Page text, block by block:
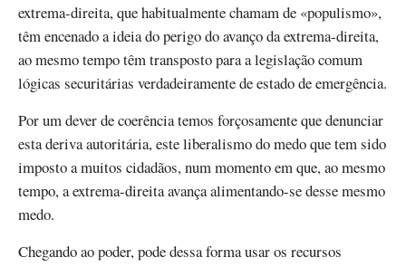
extrema-direita, que habitualmente chamam de «populismo»,
têm encenado a ideia do perigo do avanço da extrema-direita,
ao mesmo tempo têm transposto para a legislação comum
lógicas securitárias verdadeiramente de estado de emergência.
Por um dever de coerência temos forçosamente que denunciar
esta deriva autoritária, este liberalismo do medo que tem sido
imposto a muitos cidadãos, num momento em que, ao mesmo
tempo, a extrema-direita avança alimentando-se desse mesmo
medo.
Chegando ao poder, pode dessa forma usar os recursos